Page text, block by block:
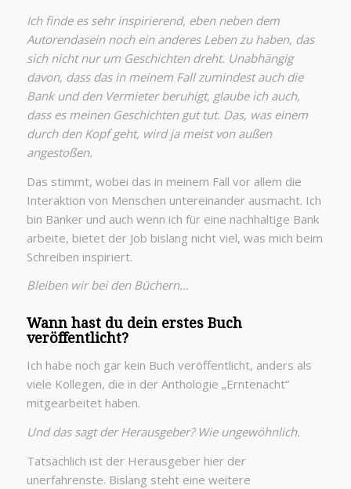
Ich finde es sehr inspirierend, eben neben dem
Autorendasein noch ein anderes Leben zu haben, das
sich nicht nur um Geschichten dreht. Unabhängig
davon, dass das in meinem Fall zumindest auch die
Bank und den Vermieter beruhigt, glaube ich auch,
dass es meinen Geschichten gut tut. Das, was einem
durch den Kopf geht, wird ja meist von außen
angestoßen.
Das stimmt, wobei das in meinem Fall vor allem die
Interaktion von Menschen untereinander ausmacht. Ich
bin Bänker und auch wenn ich für eine nachhaltige Bank
arbeite, bietet der Job bislang nicht viel, was mich beim
Schreiben inspiriert.
Bleiben wir bei den Büchern…
Wann hast du dein erstes Buch
veröffentlicht?
Ich habe noch gar kein Buch veröffentlicht, anders als
viele Kollegen, die in der Anthologie „Erntenacht“
mitgearbeitet haben.
Und das sagt der Herausgeber? Wie ungewöhnlich.
Tatsächlich ist der Herausgeber hier der
unerfahrenste. Bislang steht eine weitere